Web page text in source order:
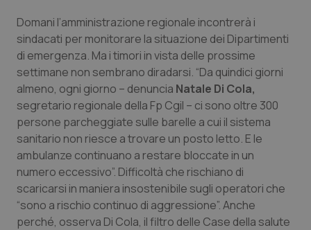
Puglia
Sardegna
Sicilia
Toscana
Umbria
Valle D’Aosta
Malattie rare
Malattia di Crohn & Rettocolite Ulcerosa
Neuroscienze & patologie neurodegenerative
Obesità
Oftalmologia
Oncodermatologia
Domani l’amministrazione regionale incontrerà i
sindacati per monitorare la situazione dei Dipartimenti
di emergenza. Ma i timori in vista delle prossime
settimane non sembrano diradarsi. “Da quindici giorni
almeno, ogni giorno – denuncia Natale Di Cola,
segretario regionale della Fp Cgil – ci sono oltre 300
persone parcheggiate sulle barelle a cui il sistema
sanitario non riesce a trovare un posto letto. E le
ambulanze continuano a restare bloccate in un
numero eccessivo”. Difficoltà che rischiano di
scaricarsi in maniera insostenibile sugli operatori che
“sono a rischio continuo di aggressione”. Anche
perché, osserva Di Cola, il filtro delle Case della salute